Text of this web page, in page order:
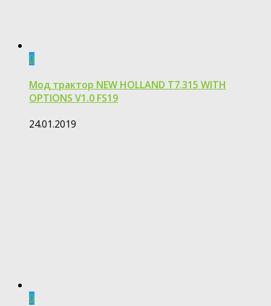
0
Мод трактор NEW HOLLAND T7.315 WITH
OPTIONS V1.0 FS19
24.01.2019
0